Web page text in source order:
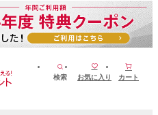
検索 お気に入り カート